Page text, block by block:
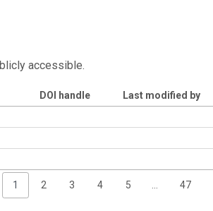
accessible.
DOI handle
Last modified by
1 2 3 4 5 … 47